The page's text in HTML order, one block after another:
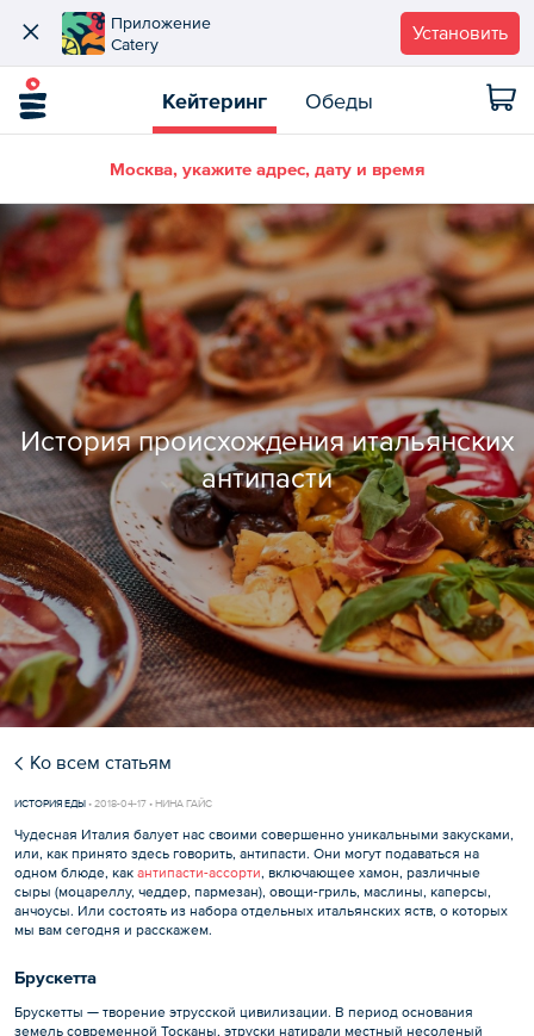
Приложение
Catery
Установить
Кейтеринг Обеды
Москва, укажите адрес, дату и время
История происхождения итальянских
антипасти
Ко всем статьям
ИСТОРИЯ ЕДЫ • 2018-04-17 • НИНА ГАЙС
Чудесная Италия балует нас своими совершенно уникальными закусками,
или, как принято здесь говорить, антипасти. Они могут подаваться на
одном блюде, как антипасти-ассорти, включающее хамон, различные
сыры (моцареллу, чеддер, пармезан), овощи-гриль, маслины, каперсы,
анчоусы. Или состоять из набора отдельных итальянских яств, о которых
мы вам сегодня и расскажем.
Брускетта
Брускетты — творение этрусской цивилизации. В период основания
земель современной Тосканы, этруски натирали местный несоленый